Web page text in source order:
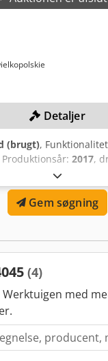
Detaljer
(brugt),
Produktionsår: 2017,
B200045388
elektrisk,
mm, Ingen
Maskinen er i
14.000 mm
V Ekstern reference:
Gem søgning
(4)
med